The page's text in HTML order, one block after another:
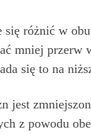
różnić w
mniej
się to na
jest
z powodu